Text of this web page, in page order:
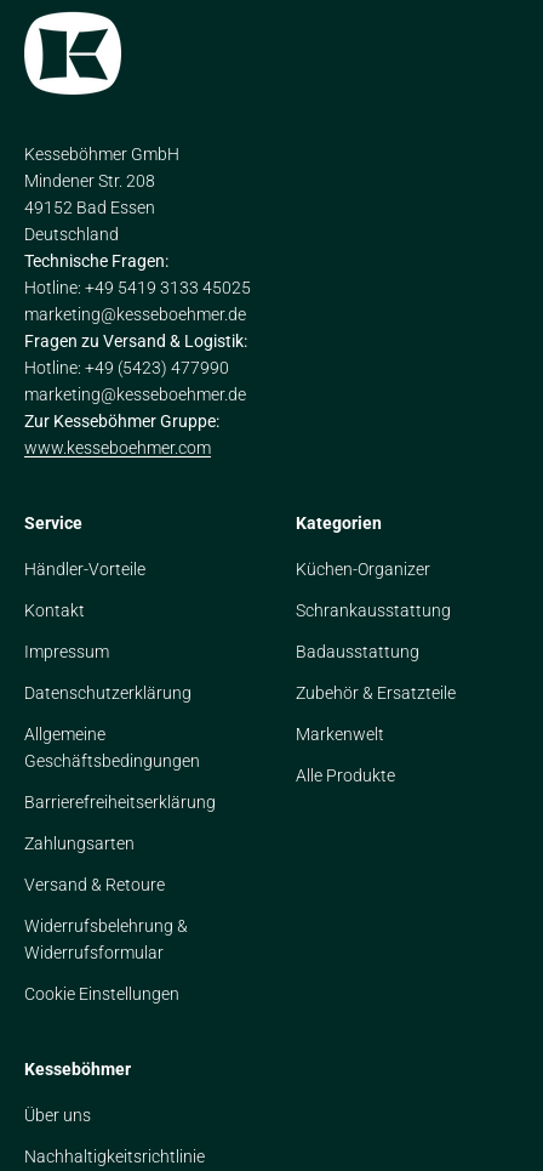
Kesseböhmer GmbH
Mindener Str. 208
49152 Bad Essen
Deutschland
Technische Fragen:
Hotline: +49 5419 3133 45025
marketing@kesseboehmer.de
Fragen zu Versand & Logistik:
Hotline: +49 (5423) 477990
marketing@kesseboehmer.de
Zur Kesseböhmer Gruppe:
www.kesseboehmer.com
Service
Händler-Vorteile
Kontakt
Impressum
Datenschutzerklärung
Allgemeine
Geschäftsbedingungen
Barrierefreiheitserklärung
Zahlungsarten
Versand & Retoure
Widerrufsbelehrung &
Widerrufsformular
Cookie Einstellungen
Kategorien
Küchen-Organizer
Schrankausstattung
Badausstattung
Zubehör & Ersatzteile
Markenwelt
Alle Produkte
Kesseböhmer
Über uns
Nachhaltigkeitsrichtlinie